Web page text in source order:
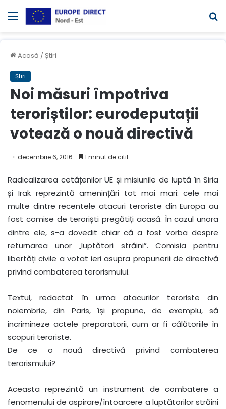
Meniul
Acasă / Știri
Știri
Noi măsuri împotriva
teroriștilor: eurodeputații
votează o nouă directivă
decembrie 6, 2016 1 minut de citit
Radicalizarea cetățenilor UE și misiunile de luptă în Siria
și Irak reprezintă amenințări tot mai mari: cele mai
multe dintre recentele atacuri teroriste din Europa au
fost comise de teroriști pregătiți acasă. În cazul unora
dintre ele, s-a dovedit chiar că a fost vorba despre
returnarea unor „luptători străini”. Comisia pentru
libertăți civile a votat ieri asupra propunerii de directivă
privind combaterea terorismului.
Textul, redactat în urma atacurilor teroriste din
noiembrie, din Paris, își propune, de exemplu, să
incrimineze actele preparatorii, cum ar fi călătoriile în
scopuri teroriste.
De ce o nouă directivă privind combaterea
terorismului?
Aceasta reprezintă un instrument de combatere a
fenomenului de aspirare/întoarcere a luptătorilor străini